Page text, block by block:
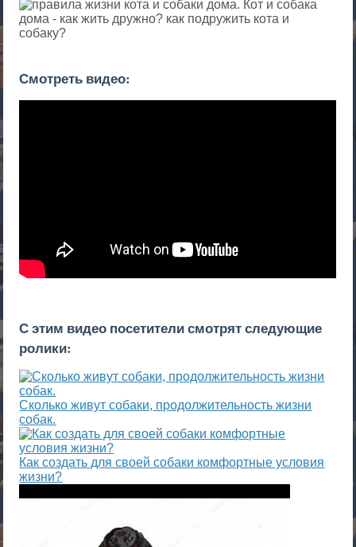
Смотреть видео:
С этим видео посетители смотрят следующие
ролики:
Сколько живут собаки, продолжительность жизни
собак.
Как создать для своей собаки комфортные условия
жизни?